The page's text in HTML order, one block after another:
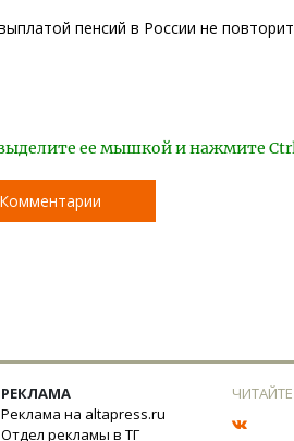
пенсий в России не
ее мышкой и нажмите
Комментарии
РЕКЛАМА
Реклама на altapress.ru
Отдел рекламы в ТГ